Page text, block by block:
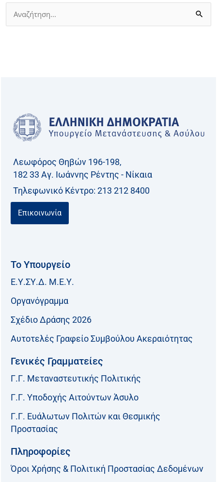
Αναζήτηση
για:
Λεωφόρος Θηβών 196-198,
182 33 Aγ. Ιωάννης Ρέντης - Νίκαια
Τηλεφωνικό Kέντρο: 213 212 8400
Επικοινωνία
Το Υπουργείο
Ε.Υ.ΣΥ.Δ. Μ.Ε.Υ.
Οργανόγραμμα
Σχέδιο Δράσης 2026
Αυτοτελές Γραφείο Συμβούλου Ακεραιότητας
Γενικές Γραμματείες
Γ.Γ. Μεταναστευτικής Πολιτικής
Γ.Γ. Υποδοχής Αιτούντων Άσυλο
Γ.Γ. Ευάλωτων Πολιτών και Θεσμικής
Προστασίας
Πληροφορίες
Όροι Χρήσης & Πολιτική Προστασίας Δεδομένων